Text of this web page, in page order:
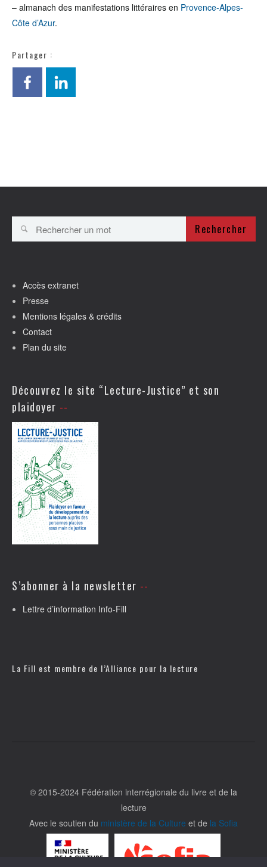
– almanach des manifestations littéraires en Provence-Alpes-
Côte d’Azur.
Partager :
Rechercher
Accès extranet
Presse
Mentions légales & crédits
Contact
Plan du site
Découvrez le site “Lecture-Justice” et son
plaidoyer
S’abonner à la newsletter
Lettre d’information Info-Fill
La Fill est membre de l’Alliance pour la lecture
© 2015-2024 Fédération interrégionale du livre et de la
lecture
Avec le soutien du ministère de la Culture et de la Sofia